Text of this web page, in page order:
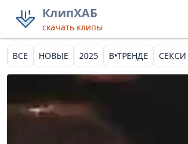
КлипХАБ
скачать клипы
ВСЕ НОВЫЕ 2025 В•ТРЕНДЕ СЕКСИ